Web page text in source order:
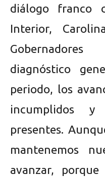
diálogo franco
Interior,
diagnóstico
periodo, los
incumplidos
presentes.
mantenemos
avanzar,